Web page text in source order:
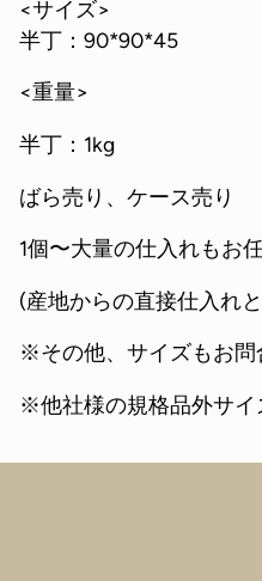
<サイズ>
半丁：90*90*45
<重量>
半丁：1kg
ばら売り、ケース売り
1個〜大量の仕入れもお
(産地からの直接仕入れ
※その他、サイズもお問
※他社様の規格品外サイ